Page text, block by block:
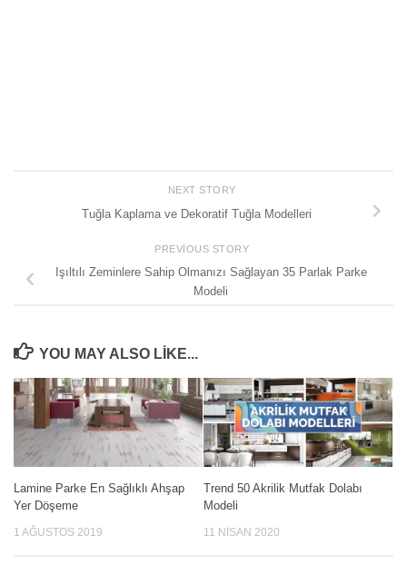
NEXT STORY
Tuğla Kaplama ve Dekoratif Tuğla Modelleri
PREVIOUS STORY
Işıltılı Zeminlere Sahip Olmanızı Sağlayan 35 Parlak Parke
Modeli
YOU MAY ALSO LIKE...
Lamine Parke En Sağlıklı Ahşap
Yer Döşeme
1 AĞUSTOS 2019
Trend 50 Akrilik Mutfak Dolabı
Modeli
11 NISAN 2020